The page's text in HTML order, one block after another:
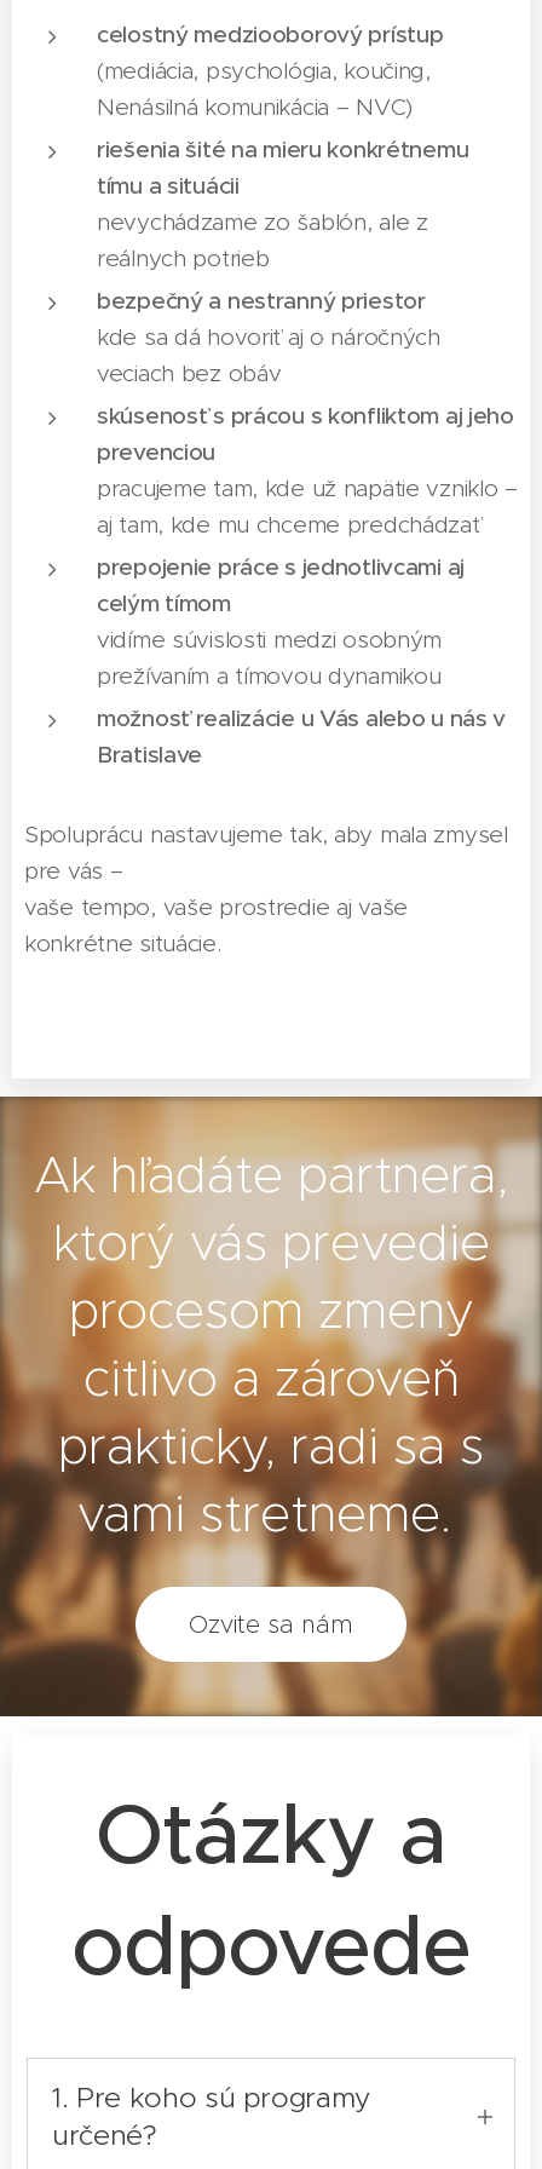
celostný medziooborový prístup
(mediácia, psychológia, koučing,
Nenásilná komunikácia – NVC)
riešenia šité na mieru konkrétnemu
tímu a situácii
nevychádzame zo šablón, ale z
reálnych potrieb
bezpečný a nestranný priestor
kde sa dá hovoriť aj o náročných
veciach bez obáv
skúsenosť s prácou s konfliktom aj jeho
prevenciou
pracujeme tam, kde už napätie vzniklo –
aj tam, kde mu chceme predchádzať
prepojenie práce s jednotlivcami aj
celým tímom
vidíme súvislosti medzi osobným
prežívaním a tímovou dynamikou
možnosť realizácie u Vás alebo u nás v
Bratislave
Spoluprácu nastavujeme tak, aby mala zmysel
pre vás –
vaše tempo, vaše prostredie aj vaše
konkrétne situácie.
Ak hľadáte partnera,
ktorý vás prevedie
procesom zmeny
citlivo a zároveň
prakticky, radi sa s
vami stretneme.
Ozvite sa nám
Otázky a
odpovede
1. Pre koho sú programy
určené?